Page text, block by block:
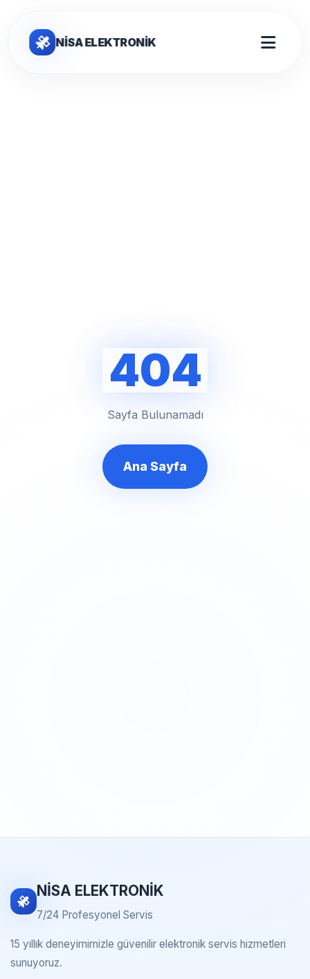
NİSA ELEKTRONİK
404
Sayfa Bulunamadı
Ana Sayfa
NİSA ELEKTRONİK
7/24 Profesyonel Servis
15 yıllık deneyimimizle güvenilir elektronik servis hizmetleri
sunuyoruz.